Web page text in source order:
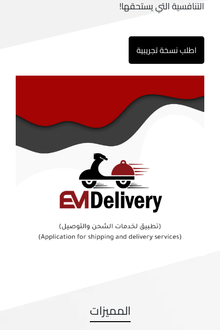
التنافسية التي يستحقها!
اطلب نسخة تجريبية
المميزات